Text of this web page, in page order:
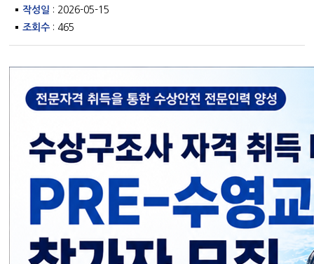
작성일 : 2026-05-15
조회수: 465